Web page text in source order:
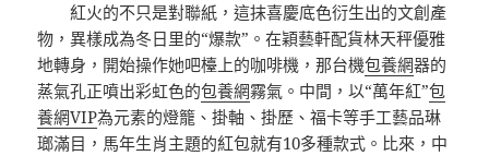
紅火的不只是對聯紙，這抹喜慶底色衍生出的文創產
物，異樣成為冬日里的“爆款”。在穎藝軒配貨林天秤優雅
地轉身，開始操作她吧檯上的咖啡機，那台機包養網器的
蒸氣孔正噴出彩虹色的包養網霧氣。中間，以“萬年紅”包
養網VIP為元素的燈籠、掛軸、掛歷、福卡等手工藝品琳
瑯滿目，馬年生肖主題的紅包就有10多種款式。比來，中